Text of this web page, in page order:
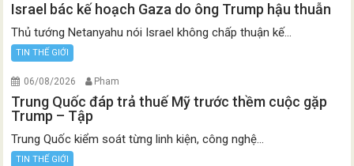
Israel bác kế hoạch Gaza do ông Trump hậu thuẫn
Thủ tướng Netanyahu nói Israel không chấp thuận kế...
TIN THẾ GIỚI
06/08/2026 Pham
Trung Quốc đáp trả thuế Mỹ trước thềm cuộc gặp
Trump – Tập
Trung Quốc kiểm soát từng linh kiện, công nghệ...
TIN THẾ GIỚI